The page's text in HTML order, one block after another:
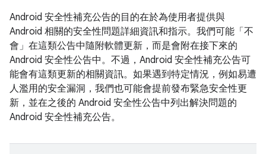
Android 安全性補充公告的目的在於為使用者提供與
Android 相關的安全性問題詳細資訊和指示。我們可能「不
會」 在這類公告中隨附軟體更新，而是會附在接下來的
Android 安全性公告中。不過，Android 安全性補充公告可
能會有這類更新的相關資訊。如果遇到特定情況，例如易遭
人濫用的安全漏洞，我們也可能會提前發布緊急安全性更
新，並在之後的 Android 安全性公告中列出解決問題的
Android 安全性補充公告。